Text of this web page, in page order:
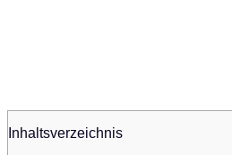
Inhaltsverzeichnis